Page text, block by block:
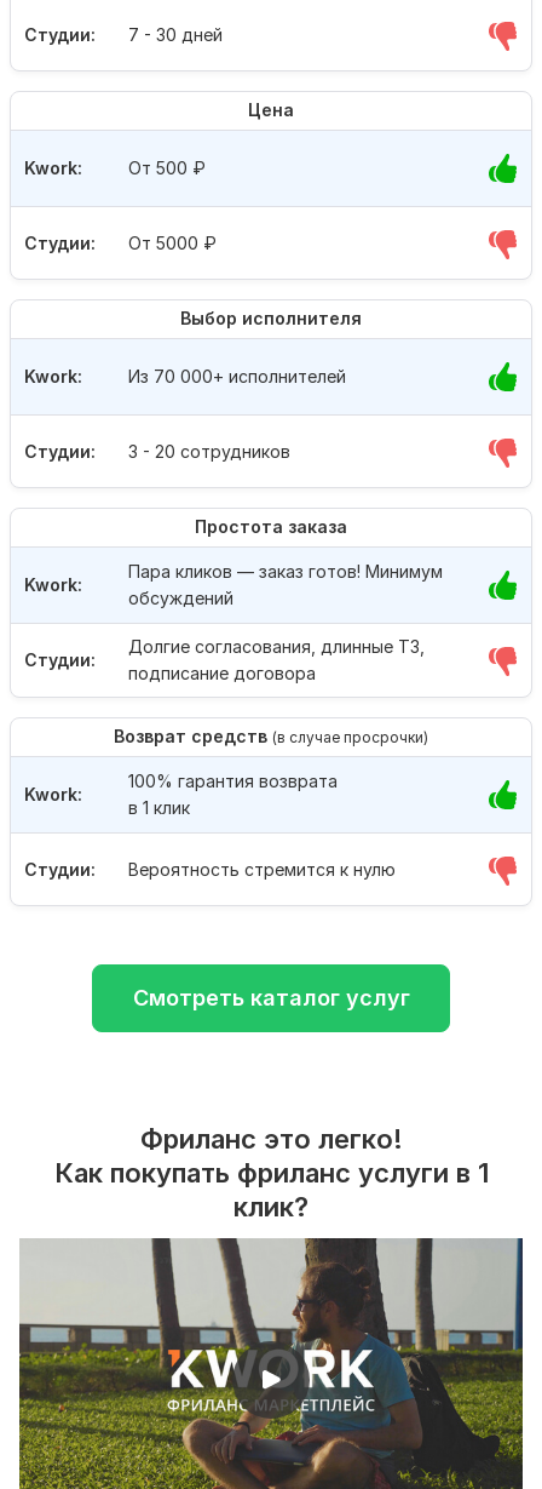
Студии: 7 - 30 дней
Цена
Студии: От 5000 ₽
Kwork: От 500 ₽
Выбор исполнителя
Студии: 3 - 20 сотрудников
Kwork: Из 70 000+ исполнителей
Простота заказа
Студии:
Долгие согласования, длинные ТЗ,
подписание договора
Kwork:
Пара кликов — заказ готов! Минимум
обсуждений
Возврат средств (в случае просрочки)
Студии: Вероятность стремится к нулю
Kwork:
100% гарантия возврата
в 1 клик
Смотреть каталог услуг
Фриланс это легко!
Как покупать фриланс услуги в 1
клик?